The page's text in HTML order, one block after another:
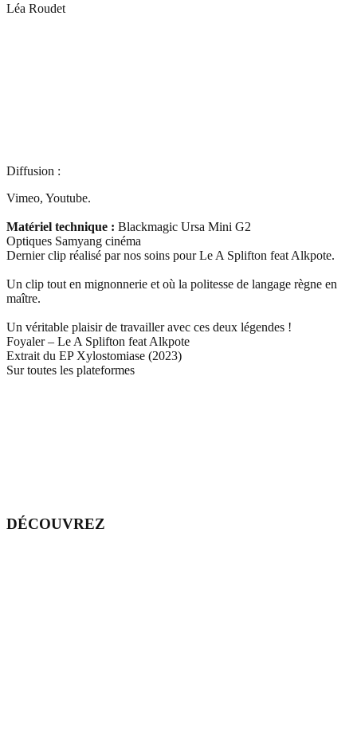
Léa Roudet
Diffusion :
Vimeo, Youtube.
Matériel technique : Blackmagic Ursa Mini G2
Optiques Samyang cinéma
Dernier clip réalisé par nos soins pour Le A Splifton feat Alkpote.
Un clip tout en mignonnerie et où la politesse de langage règne en
maître.
Un véritable plaisir de travailler avec ces deux légendes !
Foyaler – Le A Splifton feat Alkpote
Extrait du EP Xylostomiase (2023)
Sur toutes les plateformes
DÉCOUVREZ